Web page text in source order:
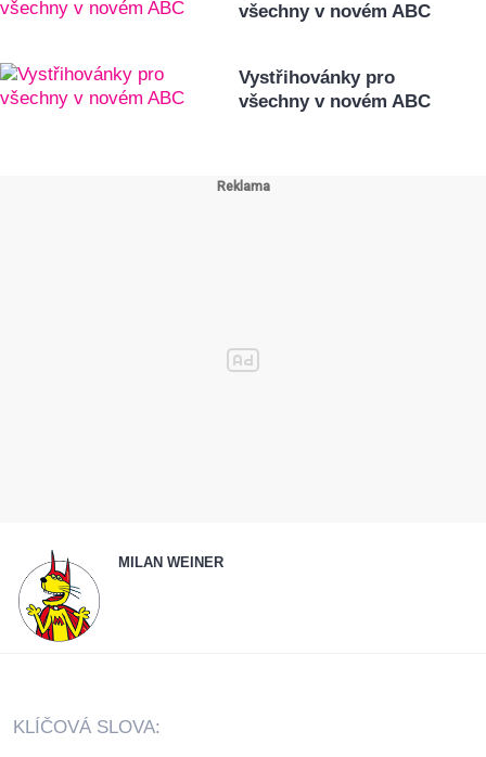
všechny v novém ABC
Vystřihovánky pro
všechny v novém ABC
MILAN WEINER
KLÍČOVÁ SLOVA: